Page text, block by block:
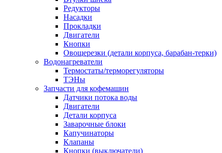
Редукторы
Насадки
Прокладки
Двигатели
Кнопки
Овощерезки (детали корпуса, барабан-терки)
Водонагреватели
Термостаты/терморегуляторы
ТЭНы
Запчасти для кофемашин
Датчики потока воды
Двигатели
Детали корпуса
Заварочные блоки
Капучинаторы
Клапаны
Кнопки (выключатели)